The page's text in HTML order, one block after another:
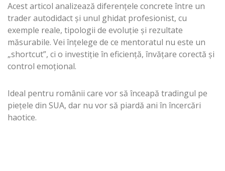
Acest articol analizează diferențele concrete între un
trader autodidact și unul ghidat profesionist, cu
exemple reale, tipologii de evoluție și rezultate
măsurabile. Vei înțelege de ce mentoratul nu este un
„shortcut”, ci o investiție în eficiență, învățare corectă și
control emoțional.
Ideal pentru românii care vor să înceapă tradingul pe
piețele din SUA, dar nu vor să piardă ani în încercări
haotice.